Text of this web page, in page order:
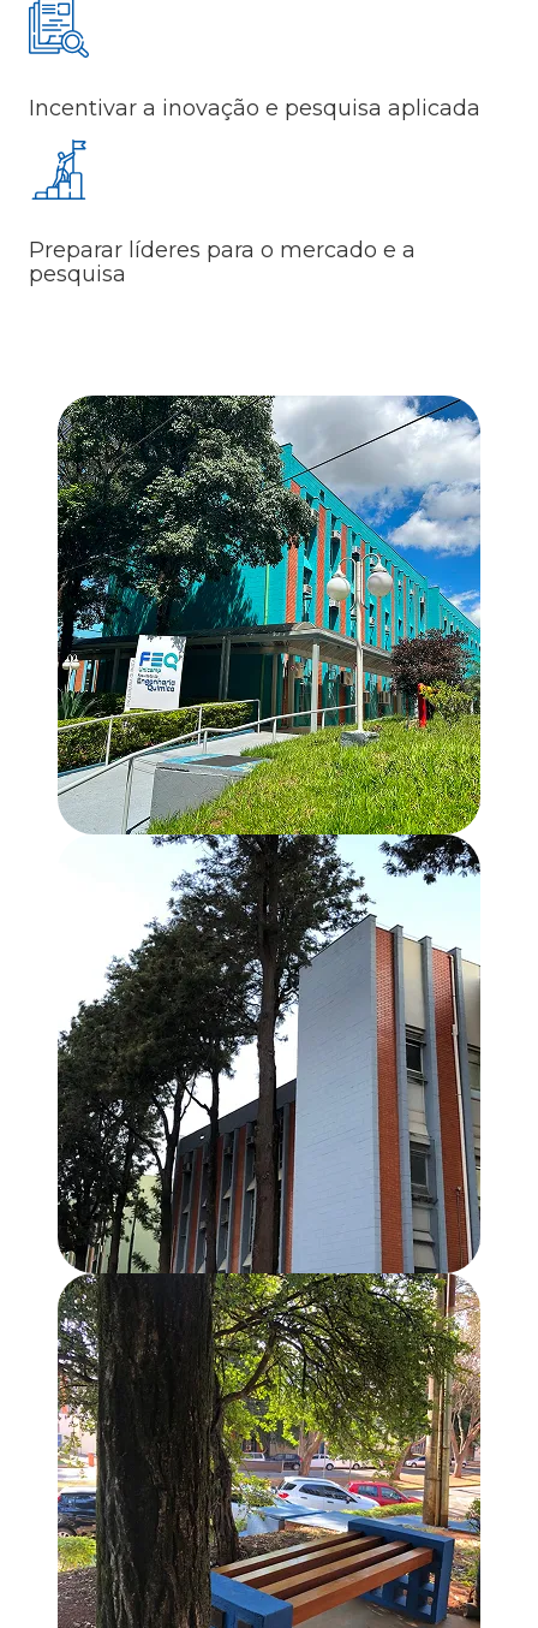
Incentivar a inovação e pesquisa aplicada
Preparar líderes para o mercado e a
pesquisa